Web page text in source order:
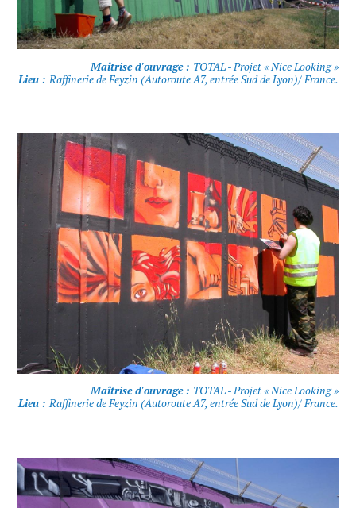
Maîtrise d'ouvrage : TOTAL - Projet « Nice Looking »
Lieu : Raffinerie de Feyzin (Autoroute A7, entrée Sud de Lyon)/ France.
Maîtrise d'ouvrage : TOTAL - Projet « Nice Looking »
Lieu :Raffinerie de Feyzin (Autoroute A7, entrée Sud de Lyon)/ France.